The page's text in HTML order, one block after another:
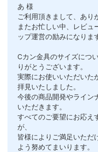
あ 様
ご利用頂きまして、あり
またお忙しい中、レビュ
ップ運営の励みになりま
Cカン金具のサイズにつ
りがとうございます。
実際にお使いいただいた
拝見いたしました。
今後の商品開発やライン
いただきます。
すべてのご要望にお応え
が、
皆様によりご満足いただ
よう努めてまいります。